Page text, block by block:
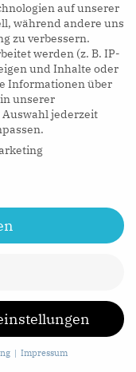
bei hy und
und
Vor ihrer
on Startup-
, PR- und CRM-
und
Marke in enger
auf.
Universal
studierte an der
& Economics
absolviert.
auf unserer
während andere uns
zu verbessern.
werden (z. B. IP-
und Inhalte oder
Informationen über
unserer
jederzeit
Impressum